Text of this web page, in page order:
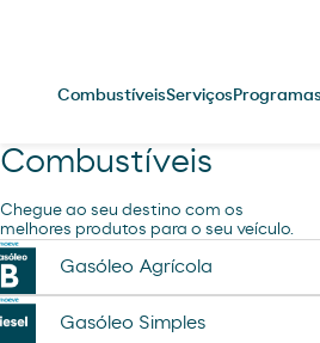
CombustíveisServiços
Combustíveis
Chegue ao seu destino com os
melhores produtos para o seu veículo.
Gasóleo Agrícola
Gasóleo Simples